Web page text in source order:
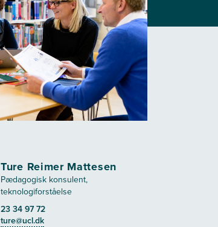
Ture Reimer Mattesen
Pædagogisk konsulent,
teknologiforståelse
23 34 97 72
ture@ucl.dk